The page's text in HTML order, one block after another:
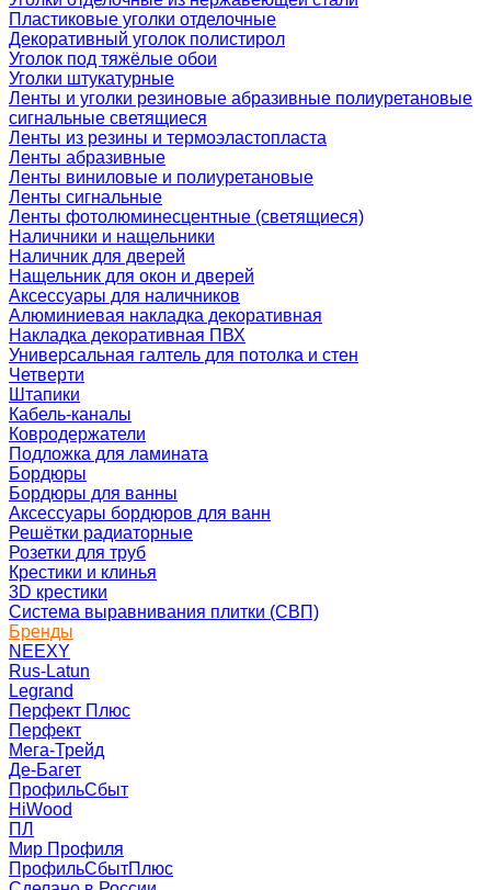
Пластиковые уголки отделочные
Декоративный уголок полистирол
Уголок под тяжёлые обои
Уголки штукатурные
Ленты и уголки резиновые абразивные полиуретановые
сигнальные светящиеся
Ленты из резины и термоэластопласта
Ленты абразивные
Ленты виниловые и полиуретановые
Ленты сигнальные
Ленты фотолюминесцентные (светящиеся)
Наличники и нащельники
Наличник для дверей
Нащельник для окон и дверей
Аксессуары для наличников
Алюминиевая накладка декоративная
Накладка декоративная ПВХ
Универсальная галтель для потолка и стен
Четверти
Штапики
Кабель-каналы
Ковродержатели
Подложка для ламината
Бордюры
Бордюры для ванны
Аксессуары бордюров для ванн
Решётки радиаторные
Розетки для труб
Крестики и клинья
3D крестики
Система выравнивания плитки (СВП)
Бренды
NEEXY
Rus-Latun
Legrand
Перфект Плюс
Перфект
Мега-Трейд
Де-Багет
ПрофильСбыт
HiWood
ПЛ
Мир Профиля
ПрофильСбытПлюс